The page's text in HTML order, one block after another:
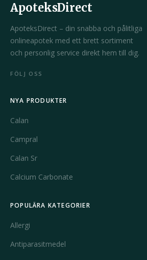
ApoteksDirect
ApoteksDirect – din snabba och pålitliga
onlineapotek med ett brett sortiment
och personlig service direkt hem till dig.
FÖLJ OSS
NYA PRODUKTER
Calan
Campral
Calan Sr
Calcium Carbonate
POPULÄRA KATEGORIER
Allergi
Antiparasitmedel